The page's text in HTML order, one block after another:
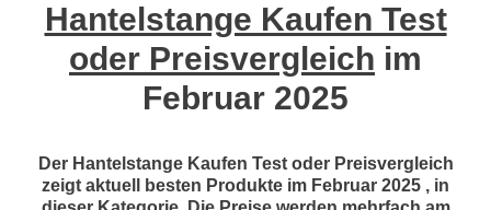
Hantelstange Kaufen Test
oder Preisvergleich im
Februar 2025
Der Hantelstange Kaufen Test oder Preisvergleich
zeigt aktuell besten Produkte im Februar 2025 , in